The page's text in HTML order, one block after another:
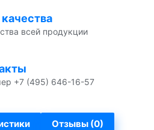
всей продукции
+7 (495) 646-16-57
Отзывы (0)